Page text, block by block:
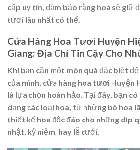
cấp uy tín, đảm bảo rằng hoa sẽ giữ
tươi lâu nhất có thể.
Cửa Hàng Hoa Tươi Huyện
Giang: Địa Chỉ Tin Cậy Cho
Khi bạn cần một món quà đặc biệt
của mình, cửa hàng hoa tươi Huyện
là lựa chọn hoàn hảo. Tại đây, bạn
dạng các loại hoa, từ những bó hoa
thiết kế hoa độc đáo cho những dịp
nhật, kỷ niệm, hay lễ cưới.